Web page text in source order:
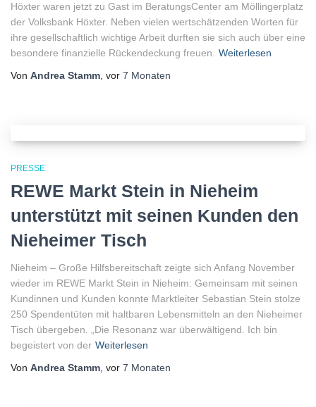
Höxter waren jetzt zu Gast im BeratungsCenter am Möllingerplatz
der Volksbank Höxter. Neben vielen wertschätzenden Worten für
ihre gesellschaftlich wichtige Arbeit durften sie sich auch über eine
besondere finanzielle Rückendeckung freuen.
Weiterlesen
Von Andrea Stamm , vor 7 Monaten
PRESSE
REWE Markt Stein in Nieheim
unterstützt mit seinen Kunden den
Nieheimer Tisch
Nieheim – Große Hilfsbereitschaft zeigte sich Anfang November
wieder im REWE Markt Stein in Nieheim: Gemeinsam mit seinen
Kundinnen und Kunden konnte Marktleiter Sebastian Stein stolze
250 Spendentüten mit haltbaren Lebensmitteln an den Nieheimer
Tisch übergeben. „Die Resonanz war überwältigend. Ich bin
begeistert von der Weiterlesen
Von Andrea Stamm , vor 7 Monaten